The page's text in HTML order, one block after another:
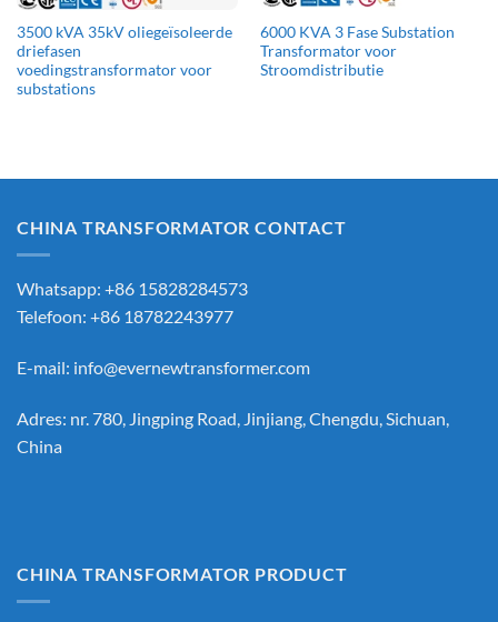
3500 kVA 35kV oliegeïsoleerde
driefasen
voedingstransformator voor
substations
6000 KVA 3 Fase Substation
Transformator voor
Stroomdistributie
CHINA TRANSFORMATOR CONTACT
Whatsapp: +86 15828284573
Telefoon: +86 18782243977
E-mail: info@evernewtransformer.com
Adres: nr. 780, Jingping Road, Jinjiang, Chengdu, Sichuan,
China
CHINA TRANSFORMATOR PRODUCT